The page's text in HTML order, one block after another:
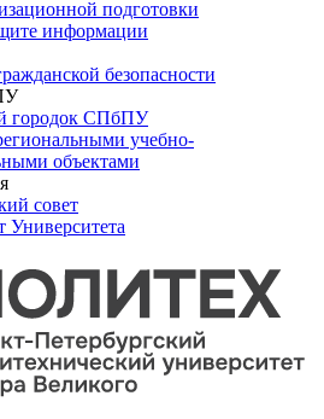
подготовки
информации
безопасности
городок СПбПУ
учебно-
объектами
совет
Университета